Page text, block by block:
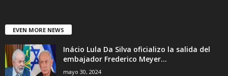
EVEN MORE NEWS
Inácio Lula Da Silva oficializo la salida del
embajador Frederico Meyer...
mayo 30, 2024